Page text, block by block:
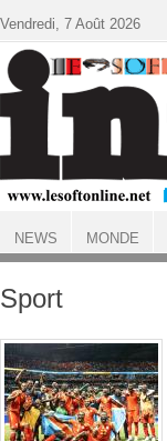
ACCUEIL
Sport
Vendredi, 7 Août 2026
NEWS MONDE